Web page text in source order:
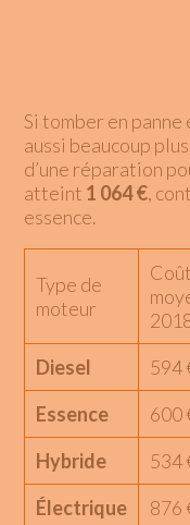
Si tomber en
aussi beaucoup
d’une réparation
atteint 1 064 €,
essence.
Type de
moteur
Coût
Diesel 594
Essence
600
Hybride
534
Électrique
876